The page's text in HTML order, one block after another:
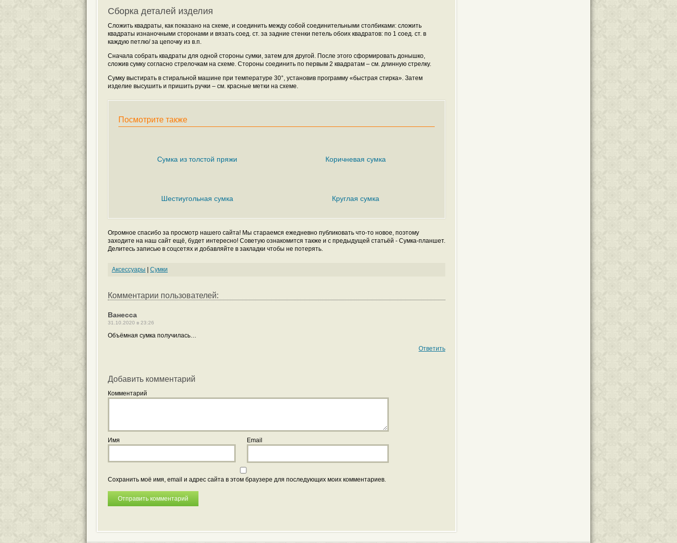
Сборка деталей изделия
Сложить квадраты, как показано на схеме, и соединить между собой соединительными столбиками: сложить
квадраты изнаночными сторонами и вязать соед. ст. за задние стенки петель обоих квадратов: по 1 соед. ст. в
каждую петлю/ за цепочку из в.п.
Сначала собрать квадраты для одной стороны сумки, затем для другой. После этого сформировать донышко,
сложив сумку согласно стрелочкам на схеме. Стороны соединить по первым 2 квадратам – см. длинную стрелку.
Сумку выстирать в стиральной машине при температуре 30°, установив программу «быстрая стирка». Затем
изделие высушить и пришить ручки – см. красные метки на схеме.
Посмотрите также
Сумка из толстой пряжи Коричневая сумка
Шестиугольная сумка Круглая сумка
Огромное спасибо за просмотр нашего сайта! Мы стараемся ежедневно публиковать что-то новое, поэтому
заходите на наш сайт ещё, будет интересно! Советую ознакомится также и с предыдущей статьёй - Сумка-планшет.
Делитесь записью в соцсетях и добавляйте в закладки чтобы не потерять.
Аксессуары Сумки
Комментарии пользователей:
Ванесса
31.10.2020 в 23:26
Объёмная сумка получилась…
Ответить
Добавить комментарий
Комментарий
Имя Email
Сохранить моё имя, email и адрес сайта в этом браузере для последующих моих комментариев.